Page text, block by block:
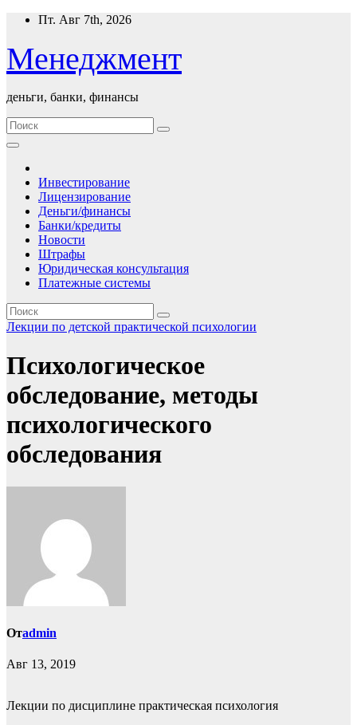
Перейти
содержимому
Пт. Авг 7th, 2026
Менеджмент
деньги, банки, финансы
Инвестирование
Лицензирование
Деньги/финансы
Банки/кредиты
Новости
Штрафы
Юридическая консультация
Платежные системы
Лекции по детской практической психологии
Психологическое
обследование, методы
психологического
обследования
Отadmin
Авг 13, 2019
Лекции по дисциплине практическая психология